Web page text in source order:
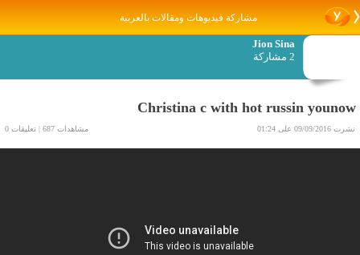
مشاركة فيديوهات ومقالات بالعربية
Jion Sina
2 مشاركة
Christina c with hot russin younow
نشرت 09/09/2016 على 01:24 مشاهدات 687 | تعليقات 0